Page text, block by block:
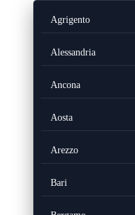
Agrigento
Alessandria
Ancona
Aosta
Arezzo
Bari